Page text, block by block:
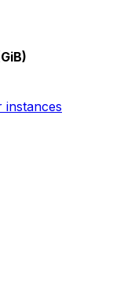
instances